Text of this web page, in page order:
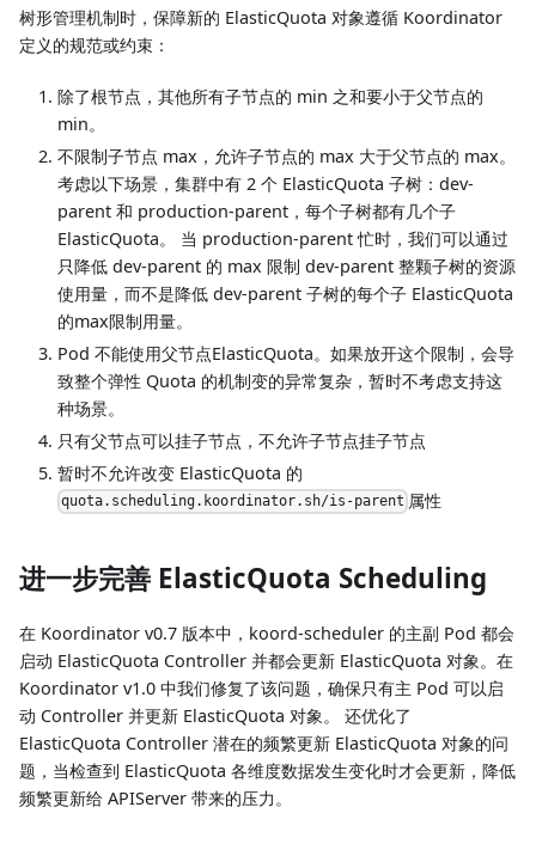
树形管理机制时，保障新的 ElasticQuota 对象遵循 Koordinator
定义的规范或约束：
除了根节点，其他所有子节点的 min 之和要小于父节点的
min。
不限制子节点 max，允许子节点的 max 大于父节点的 max。
考虑以下场景，集群中有 2 个 ElasticQuota 子树：dev-
parent 和 production-parent，每个子树都有几个子
ElasticQuota。 当 production-parent 忙时，我们可以通过
只降低 dev-parent 的 max 限制 dev-parent 整颗子树的资源
使用量，而不是降低 dev-parent 子树的每个子 ElasticQuota
的max限制用量。
Pod 不能使用父节点ElasticQuota。如果放开这个限制，会导
致整个弹性 Quota 的机制变的异常复杂，暂时不考虑支持这
种场景。
只有父节点可以挂子节点，不允许子节点挂子节点
暂时不允许改变 ElasticQuota 的
quota.scheduling.koordinator.sh/is-parent 属性
进一步完善 ElasticQuota Scheduling
在 Koordinator v0.7 版本中，koord-scheduler 的主副 Pod 都会
启动 ElasticQuota Controller 并都会更新 ElasticQuota 对象。在
Koordinator v1.0 中我们修复了该问题，确保只有主 Pod 可以启
动 Controller 并更新 ElasticQuota 对象。 还优化了
ElasticQuota Controller 潜在的频繁更新 ElasticQuota 对象的问
题，当检查到 ElasticQuota 各维度数据发生变化时才会更新，降低
频繁更新给 APIServer 带来的压力。